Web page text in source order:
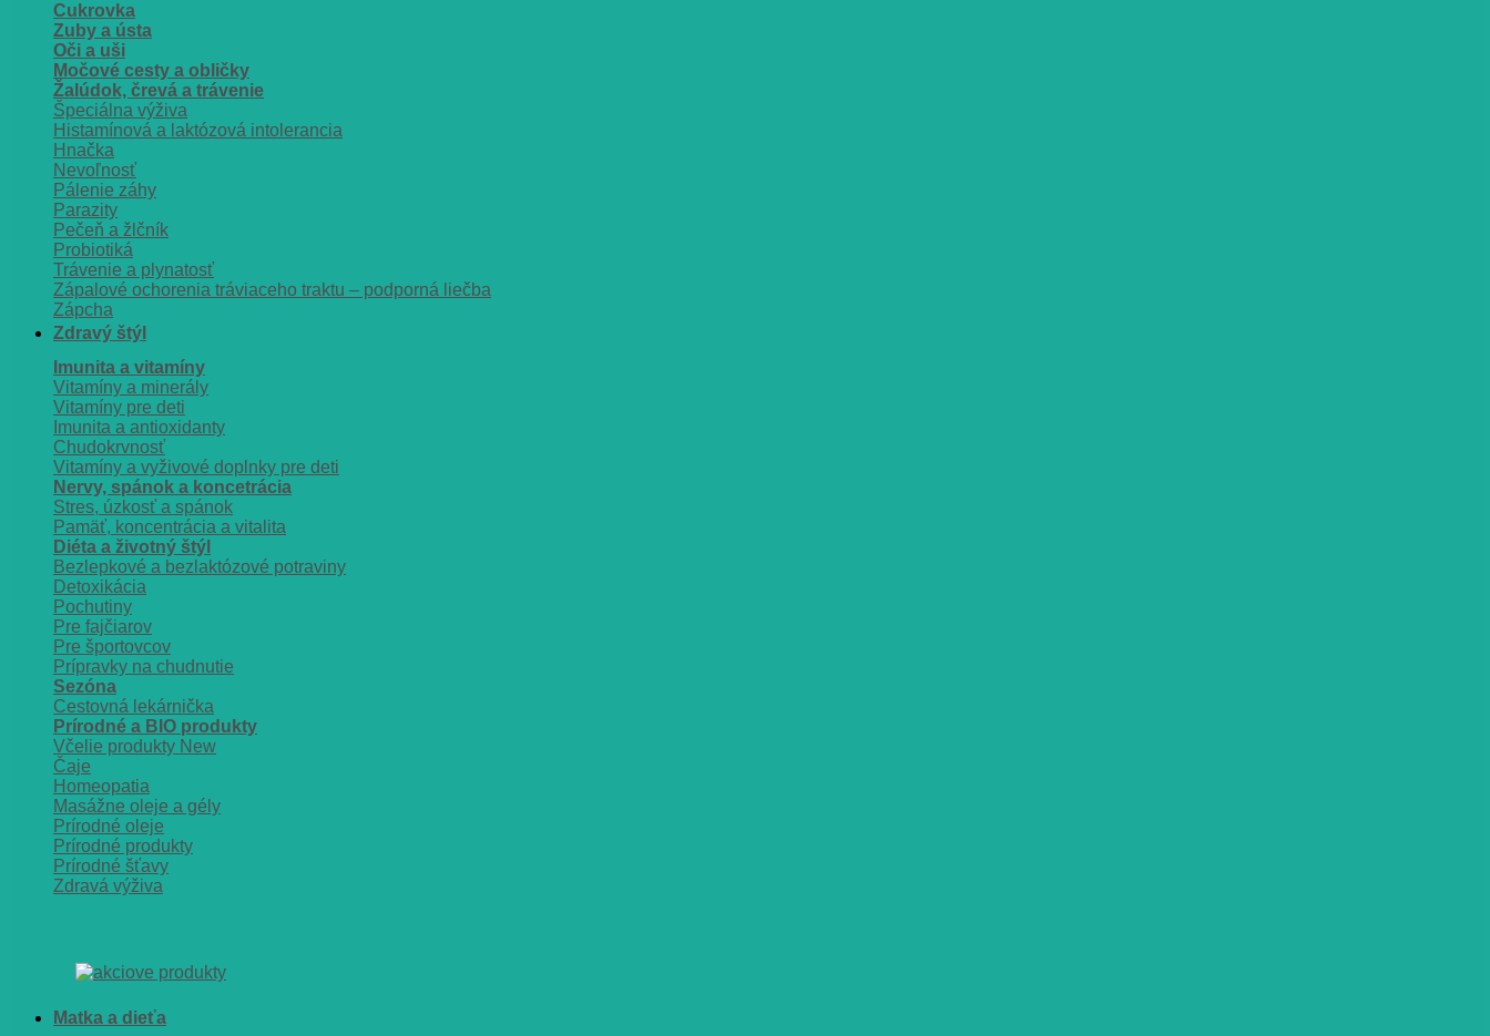
Cukrovka
Zuby a ústa
Oči a uši
Močové cesty a obličky
Žalúdok, črevá a trávenie
Špeciálna výživa
Histamínová a laktózová intolerancia
Hnačka
Nevoľnosť
Pálenie záhy
Parazity
Pečeň a žlčník
Probiotiká
Trávenie a plynatosť
Zápalové ochorenia tráviaceho traktu – podporná liečba
Zápcha
Zdravý štýl
Imunita a vitamíny
Vitamíny a minerály
Vitamíny pre deti
Imunita a antioxidanty
Chudokrvnosť
Vitamíny a vyživové doplnky pre deti
Nervy, spánok a koncetrácia
Stres, úzkosť a spánok
Pamäť, koncentrácia a vitalita
Diéta a životný štýl
Bezlepkové a bezlaktózové potraviny
Detoxikácia
Pochutiny
Pre fajčiarov
Pre športovcov
Prípravky na chudnutie
Sezóna
Cestovná lekárnička
Prírodné a BIO produkty
Včelie produkty
Čaje
Homeopatia
Masážne oleje a gély
Prírodné oleje
Prírodné produkty
Prírodné šťavy
Zdravá výživa
Matka a dieťa